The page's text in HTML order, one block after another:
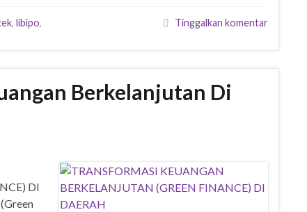
, libipo,
Tinggalkan komentar
Berkelanjutan Di
DI